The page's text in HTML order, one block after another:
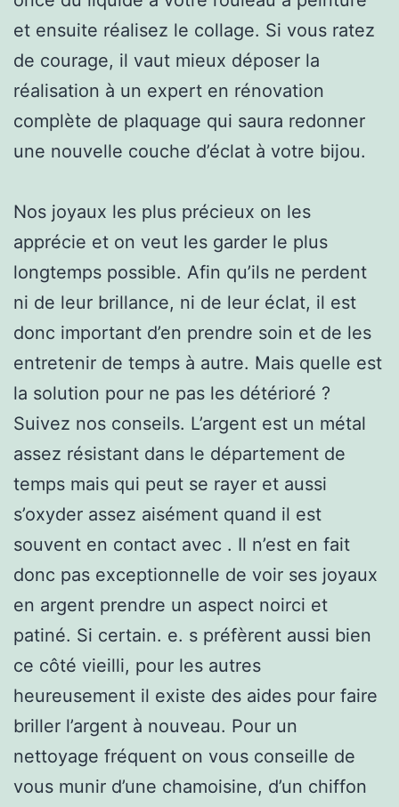
et ensuite réalisez le collage. Si vous ratez
de courage, il vaut mieux déposer la
réalisation à un expert en rénovation
complète de plaquage qui saura redonner
une nouvelle couche d’éclat à votre bijou.
Nos joyaux les plus précieux on les
apprécie et on veut les garder le plus
longtemps possible. Afin qu’ils ne perdent
ni de leur brillance, ni de leur éclat, il est
donc important d’en prendre soin et de les
entretenir de temps à autre. Mais quelle est
la solution pour ne pas les détérioré ?
Suivez nos conseils. L’argent est un métal
assez résistant dans le département de
temps mais qui peut se rayer et aussi
s’oxyder assez aisément quand il est
souvent en contact avec . Il n’est en fait
donc pas exceptionnelle de voir ses joyaux
en argent prendre un aspect noirci et
patiné. Si certain. e. s préfèrent aussi bien
ce côté vieilli, pour les autres
heureusement il existe des aides pour faire
briller l’argent à nouveau. Pour un
nettoyage fréquent on vous conseille de
vous munir d’une chamoisine, d’un chiffon